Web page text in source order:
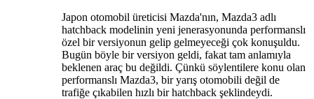
Japon otomobil üreticisi Mazda'nın, Mazda3 adlı
hatchback modelinin yeni jenerasyonunda performanslı
özel bir versiyonun gelip gelmeyeceği çok konuşuldu.
Bugün böyle bir versiyon geldi, fakat tam anlamıyla
beklenen araç bu değildi. Çünkü söylentilere konu olan
performanslı Mazda3, bir yarış otomobili değil de
trafiğe çıkabilen hızlı bir hatchback şeklindeydi.